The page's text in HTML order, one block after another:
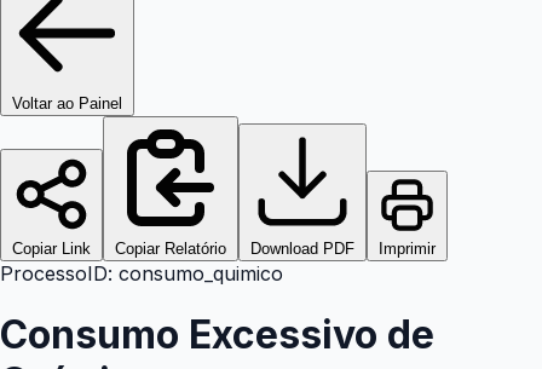
Voltar ao Painel
Copiar Link Copiar Relatório Download PDF Imprimir
ProcessoID: consumo_quimico
Consumo Excessivo de